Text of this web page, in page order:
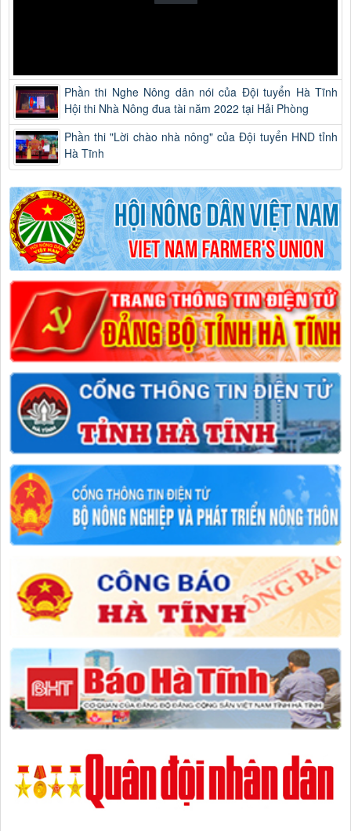
Phần thi Nghe Nông dân nói của Đội tuyển Hà Tĩnh
Hội thi Nhà Nông đua tài năm 2022 tại Hải Phòng
Phần thi "Lời chào nhà nông" của Đội tuyển HND tỉnh
Hà Tĩnh